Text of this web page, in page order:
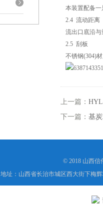
本装置配备一
2.4 流动距离
流出口底沿与
2.5 刮板
不锈钢(304)
上一篇：
下一篇： 基
© 2018 山西信
地址：山西省长治市城区西大街下梅